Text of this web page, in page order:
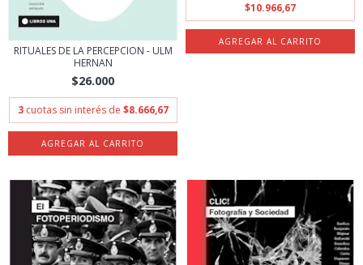
RITUALES DE LA PERCEPCION - ULM
HERNAN
$26.000
3 cuotas sin interés de $8.666,67
$10.966,67